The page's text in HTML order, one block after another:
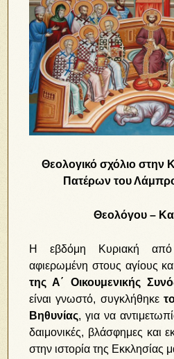
Θεολογικό σχόλιο στην
Πατέρων του
Θεολόγου –
Η εβδόμη Κυριακή
αφιερωμένη στους αγίους
της Α΄ Οικουμενικής
είναι γνωστό, συγκλήθηκε
Βηθυνίας, για να
δαιμονικές, βλάσφημες και
στην ιστορία της Εκκλησίας